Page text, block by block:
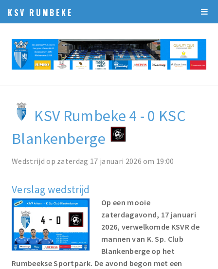
KSV RUMBEKE
KSV Rumbeke 4 - 0 KSC
Blankenberge
Wedstrijd op zaterdag 17 januari 2026 om 19:00
Verslag wedstrijd
Op een mooie
zaterdagavond, 17 januari
2026, verwelkomde KSVR de
mannen van K. Sp. Club
Blankenberge op het
Rumbeekse Sportpark. De avond begon met een